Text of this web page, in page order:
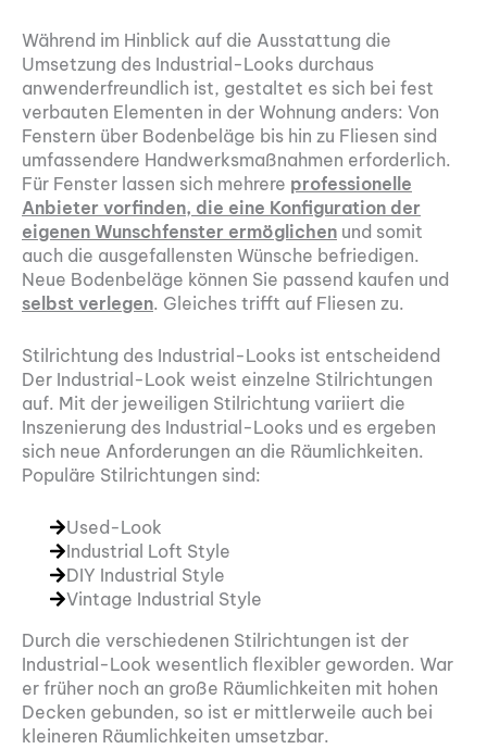
Während im Hinblick auf die Ausstattung die
Umsetzung des Industrial-Looks durchaus
anwenderfreundlich ist, gestaltet es sich bei fest
verbauten Elementen in der Wohnung anders: Von
Fenstern über Bodenbeläge bis hin zu Fliesen sind
umfassendere Handwerksmaßnahmen erforderlich.
Für Fenster lassen sich mehrere professionelle
Anbieter vorfinden, die eine Konfiguration der
eigenen Wunschfenster ermöglichen und somit
auch die ausgefallensten Wünsche befriedigen.
Neue Bodenbeläge können Sie passend kaufen und
selbst verlegen. Gleiches trifft auf Fliesen zu.
Stilrichtung des Industrial-Looks ist entscheidend
Der Industrial-Look weist einzelne Stilrichtungen
auf. Mit der jeweiligen Stilrichtung variiert die
Inszenierung des Industrial-Looks und es ergeben
sich neue Anforderungen an die Räumlichkeiten.
Populäre Stilrichtungen sind:
Used-Look
Industrial Loft Style
DIY Industrial Style
Vintage Industrial Style
Durch die verschiedenen Stilrichtungen ist der
Industrial-Look wesentlich flexibler geworden. War
er früher noch an große Räumlichkeiten mit hohen
Decken gebunden, so ist er mittlerweile auch bei
kleineren Räumlichkeiten umsetzbar.